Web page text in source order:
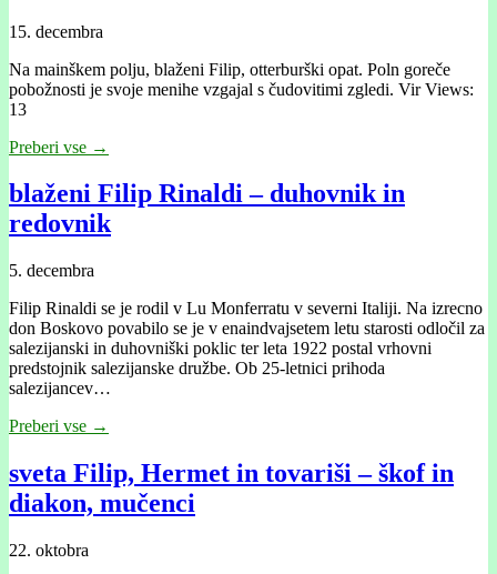
15. decembra
Na mainškem polju, blaženi Filip, otterburški opat. Poln goreče
pobožnosti je svoje menihe vzgajal s čudovitimi zgledi. Vir Views:
13
Preberi vse →
blaženi Filip Rinaldi – duhovnik in
redovnik
5. decembra
Filip Rinaldi se je rodil v Lu Monferratu v severni Italiji. Na izrecno
don Boskovo povabilo se je v enaindvajsetem letu starosti odločil za
salezijanski in duhovniški poklic ter leta 1922 postal vrhovni
predstojnik salezijanske družbe. Ob 25-letnici prihoda
salezijancev…
Preberi vse →
sveta Filip, Hermet in tovariši – škof in
diakon, mučenci
22. oktobra